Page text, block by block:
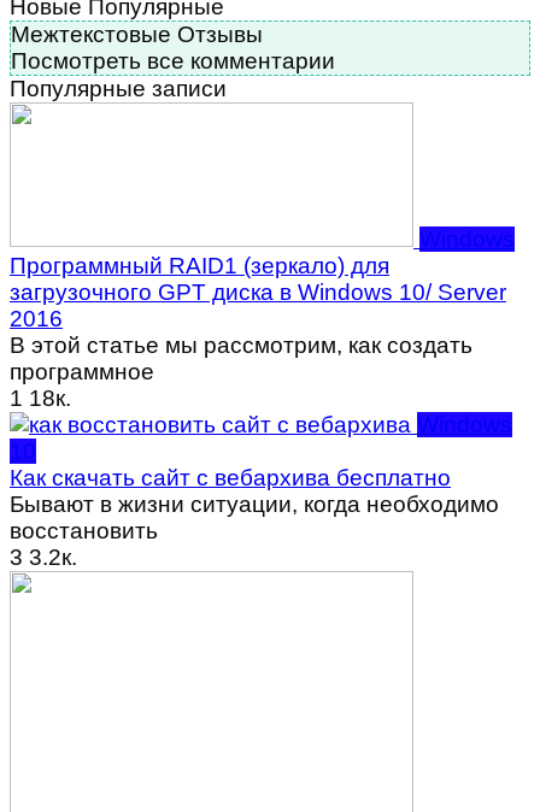
Новые Популярные
Межтекстовые Отзывы
Посмотреть все комментарии
Популярные записи
Windows
Программный RAID1 (зеркало) для
загрузочного GPT диска в Windows 10/ Server
2016
В этой статье мы рассмотрим, как создать
программное
1 18к.
Windows
10
Как скачать сайт с вебархива бесплатно
Бывают в жизни ситуации, когда необходимо
восстановить
3 3.2к.